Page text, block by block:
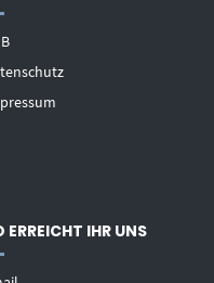
ERREICHT IHR UNS